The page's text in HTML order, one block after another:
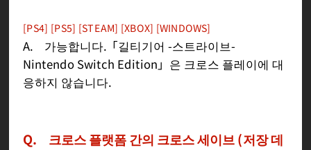
[PS4] [PS5] [STEAM] [XBOX] [WINDOWS]
A. 가능합니다.「길티기어 -스트라이브-
Nintendo Switch Edition」은 크로스 플레이에 대
응하지 않습니다.
Q. 크로스 플랫폼 간의 크로스 세이브 (저장 데